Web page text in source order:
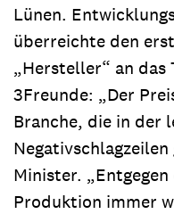
Lünen.
überreichte den
„Hersteller“ an
3Freunde: „Der
Branche, die in der
Minister.
Produktion immer